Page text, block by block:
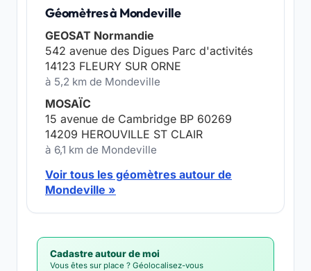
Géomètres à Mondeville
GEOSAT Normandie
542 avenue des Digues Parc d'activités
14123 FLEURY SUR ORNE
à 5,2 km de Mondeville
MOSAÏC
15 avenue de Cambridge BP 60269
14209 HEROUVILLE ST CLAIR
à 6,1 km de Mondeville
Voir tous les géomètres autour de
Mondeville »
Cadastre autour de moi
Vous êtes sur place ? Géolocalisez-vous